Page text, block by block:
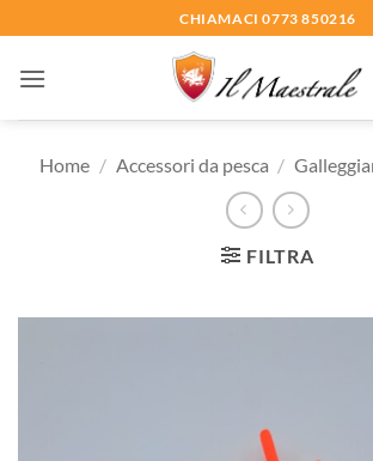
ai
contenuti
CHIAMACI 0773 850216
Home / Accessori da pesca /
FILTRA